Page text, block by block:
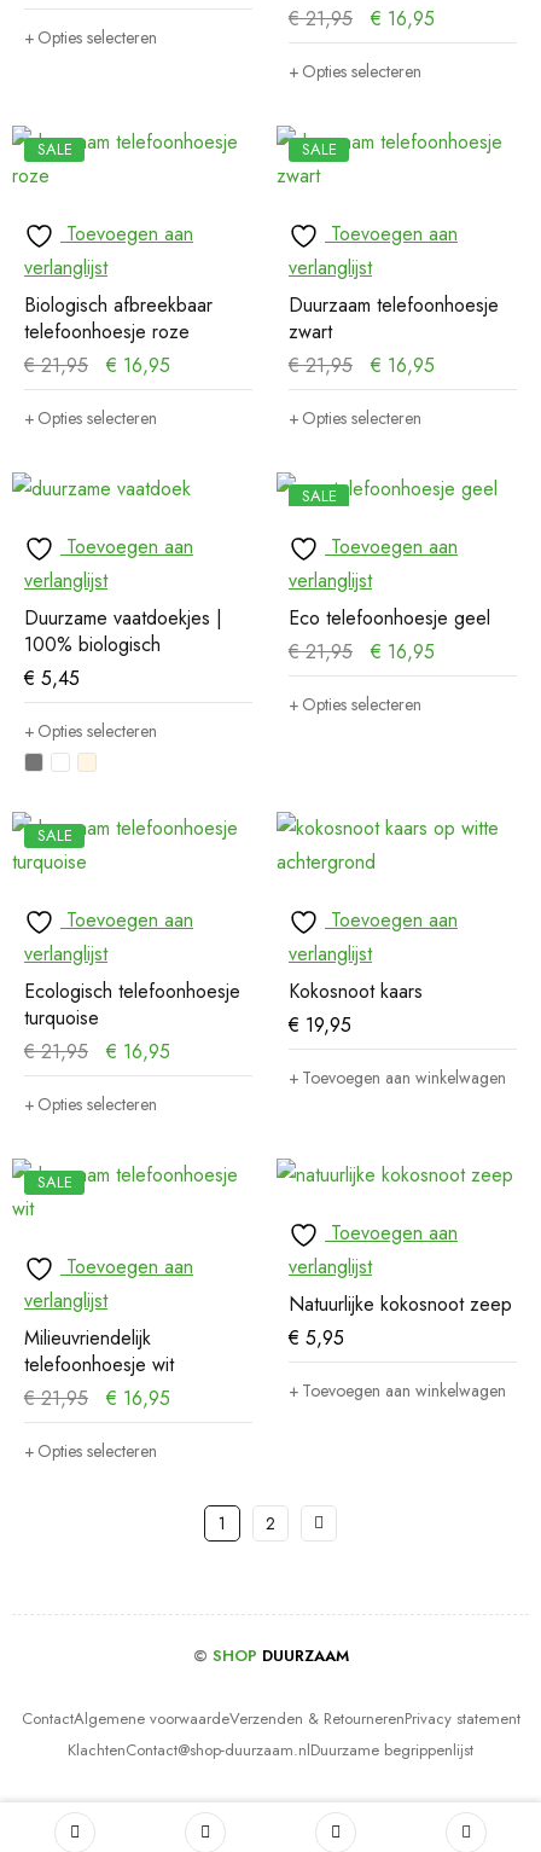
Opties selecteren
€21,95 € 16,95
Opties selecteren
SALE
Toevoegen aan
verlanglijst
Biologisch afbreekbaar
telefoonhoesje roze
€21,95 € 16,95
Opties selecteren
SALE
Toevoegen aan
verlanglijst
Duurzaam telefoonhoesje
zwart
€21,95 € 16,95
Opties selecteren
Toevoegen aan
verlanglijst
Duurzame vaatdoekjes |
100% biologisch
€ 5,45
Opties selecteren
SALE
Toevoegen aan
verlanglijst
Eco telefoonhoesje geel
€21,95 € 16,95
Opties selecteren
SALE
Toevoegen aan
verlanglijst
Ecologisch telefoonhoesje
turquoise
€21,95 € 16,95
Opties selecteren
Toevoegen aan
verlanglijst
Kokosnoot kaars
€ 19,95
Toevoegen aan winkelwagen
SALE
Toevoegen aan
verlanglijst
Milieuvriendelijk
telefoonhoesje wit
€21,95 € 16,95
Opties selecteren
Toevoegen aan
verlanglijst
Natuurlijke kokosnoot zeep
€ 5,95
Toevoegen aan winkelwagen
1 2
© SHOP DUURZAAM
ContactAlgemene voorwaardeVerzenden & RetournerenPrivacy statement
KlachtenContact@shop-duurzaam.nlDuurzame begrippenlijst